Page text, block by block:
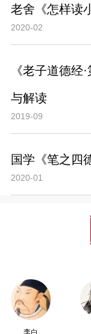
老舍《怎样读
2020-02
《老子道德经
与解读
2019-09
国学《笔之四
2020-01
李白